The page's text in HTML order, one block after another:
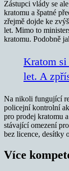
Zástupci vlády se
kratomu a špatné
zřejmě dojde ke
let. Mimo to
kratomu. Podobně
Kratom
let. A
Na nikoli fungující
policejní kontrolní
pro prodej kratomu
stávající omezení
bez licence, desítky
Více